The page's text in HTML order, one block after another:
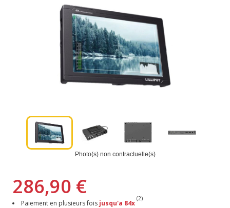
Photo(s) non contractuelle(s)
286,90 €
Paiement en plusieurs fois jusqu'a 84x
(2)